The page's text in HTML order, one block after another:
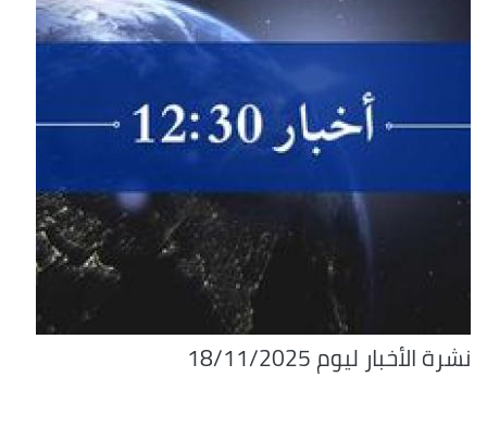
نشرة الأخبار ليوم 18/11/2025